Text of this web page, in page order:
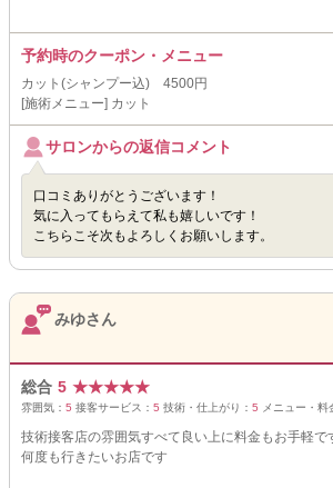
予約時のクーポン・メニュー
カット(シャンプー込) 4500円
[施術メニュー] カット
サロンからの返信コメント
口コミありがとうございます！
気に入ってもらえて私も嬉しいです！
こちらこそ次もよろしくお願いします。
みゆさん
総合 5 ★★★★★
雰囲気： 5 接客サービス： 5 技術・仕上がり： 5 メニュー・料
技術接客店の雰囲気すべて良い上に料金もお手軽で
何度も行きたいお店です